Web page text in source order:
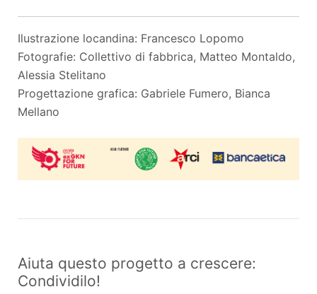
Ilustrazione locandina: Francesco Lopomo
Fotografie: Collettivo di fabbrica, Matteo Montaldo,
Alessia Stelitano
Progettazione grafica: Gabriele Fumero, Bianca
Mellano
Aiuta questo progetto a crescere:
Condividilo!